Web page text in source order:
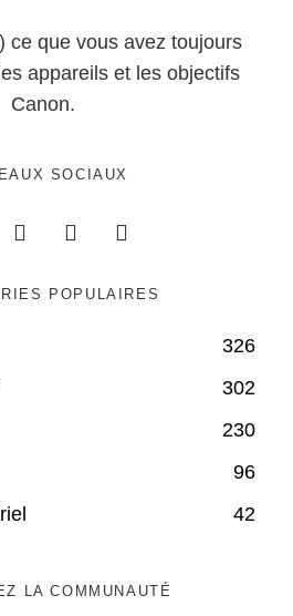
ce que vous avez toujours
appareils et les objectifs
Canon.
SOCIAUX
POPULAIRES
326
302
230
96
42
LA COMMUNAUTÉ